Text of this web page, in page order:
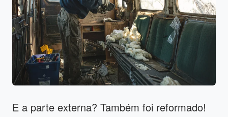
E a parte externa? Também foi reformado!